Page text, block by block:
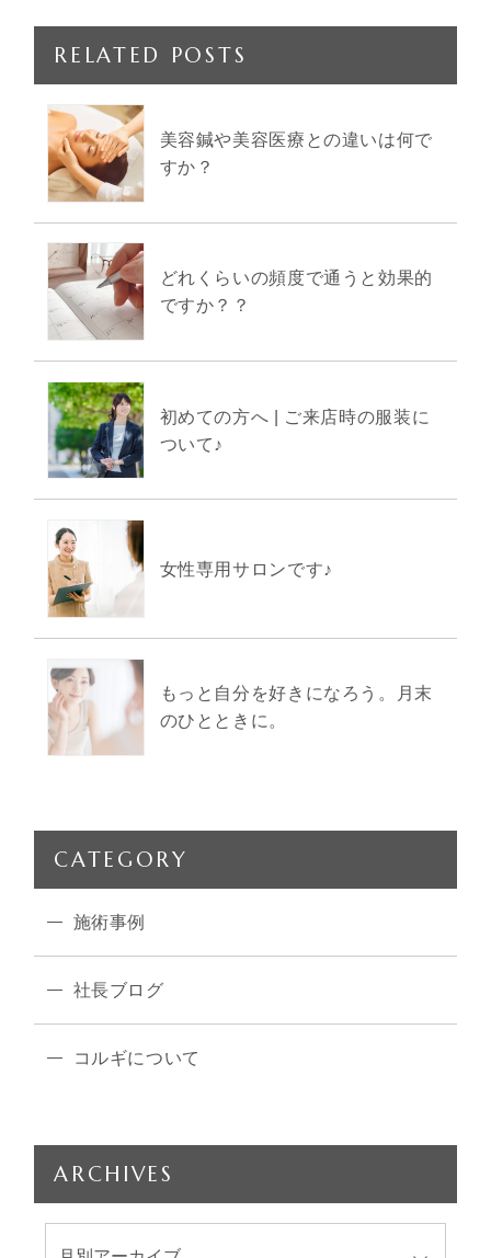
RELATED POSTS
美容鍼や美容医療との違いは何で
すか？
どれくらいの頻度で通うと効果的
ですか？？
初めての方へ | ご来店時の服装に
ついて♪
女性専用サロンです♪
もっと自分を好きになろう。月末
のひとときに。
CATEGORY
施術事例
社長ブログ
コルギについて
ARCHIVES